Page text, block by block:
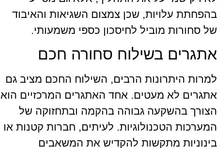
בהפחתת עלויות, שכן צמצום השגיאות והאיבוד
של סחורות מוביל לחיסכון כספי משמעותי.
אתגרים בשילוח סחורה חכם
למרות היתרונות הרבים, השילוח החכם מציב גם
אתגרים לא מעטים. אחד האתגרים המרכזיים הוא
הצורך בהשקעה גבוהה בהקמה ובתחזוקה של
המערכות הטכנולוגיות. לעיתים, חברות קטנות או
בינוניות מתקשות להקדיש את המשאבים